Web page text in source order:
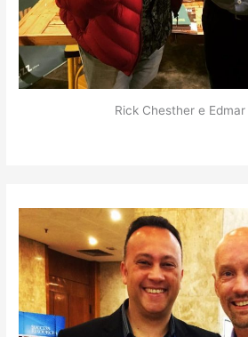
Rick Chesther e